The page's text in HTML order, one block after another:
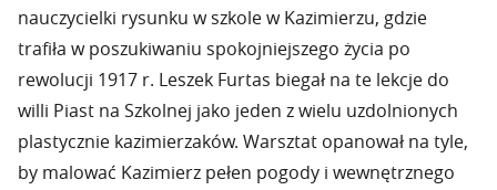
nauczycielki rysunku w szkole w Kazimierzu, gdzie
trafiła w poszukiwaniu spokojniejszego życia po
rewolucji 1917 r. Leszek Furtas biegał na te lekcje do
willi Piast na Szkolnej jako jeden z wielu uzdolnionych
plastycznie kazimierzaków. Warsztat opanował na tyle,
by malować Kazimierz pełen pogody i wewnętrznego